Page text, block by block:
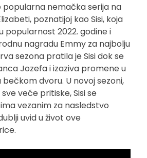
popularna nemačka serija na
poznatijoj kao Sisi, koja
popularnost 2022. godine i
nagradu Emmy za najbolju
sezona pratila je Sisi dok se
Jozefa i izaziva promene u
dvoru. U novoj sezoni,
veće pritiske, Sisi se
vezanim za nasledstvo
uvid u život ove